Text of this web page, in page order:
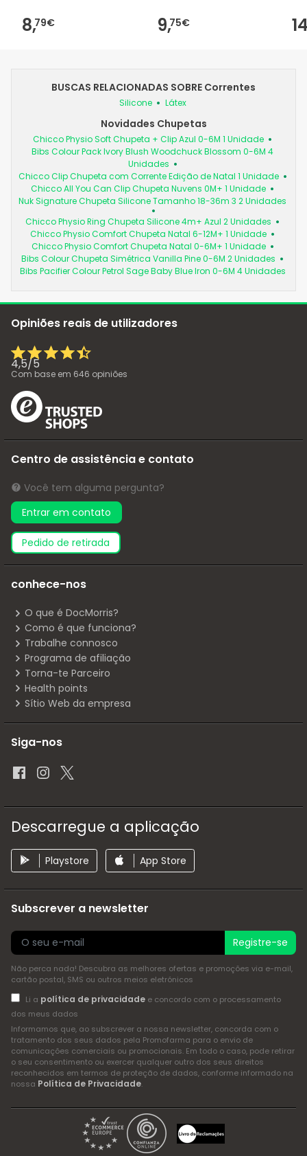
8,79€ 9,75€
BUSCAS RELACIONADAS SOBRE Correntes
Silicone Látex
Novidades Chupetas
Chicco Physio Soft Chupeta + Clip Azul 0-6M 1 Unidade
Bibs Colour Pack Ivory Blush Woodchuck Blossom 0-6M 4
Unidades
Chicco Clip Chupeta com Corrente Edição de Natal 1 Unidade
Chicco All You Can Clip Chupeta Nuvens 0M+ 1 Unidade
Nuk Signature Chupeta Silicone Tamanho 18-36m 3 2 Unidades
Chicco Physio Ring Chupeta Silicone 4m+ Azul 2 Unidades
Chicco Physio Comfort Chupeta Natal 6-12M+ 1 Unidade
Chicco Physio Comfort Chupeta Natal 0-6M+ 1 Unidade
Bibs Colour Chupeta Simétrica Vanilla Pine 0-6M 2 Unidades
Bibs Pacifier Colour Petrol Sage Baby Blue Iron 0-6M 4 Unidades
Opiniões reais de utilizadores
4,5/5
Com base em 646 opiniões
Centro de assistência e contato
Você tem alguma pergunta?
Entrar em contato
pedido de retirada
conhece-nos
O que é DocMorris?
Como é que funciona?
Trabalhe connosco
Programa de afiliação
Torna-te Parceiro
Health points
Sítio Web da empresa
Siga-nos
Descarregue a aplicação
Playstore App Store
Subscrever a newsletter
Registre-se
Não perca nada! Descubra as melhores ofertas e promoções via e-mail,
cartão postal, SMS ou outros meios eletrónicos
Li a política de privacidadee concordo com o processamento
dos meus dados
Informamos que, ao subscrever a nossa newsletter, concorda com o
tratamento dos seus dados pela Promofarma para o envio de
comunicações comerciais ou promocionais. Em todo o caso, pode retirar
o seu consentimento ou exercer qualquer outro dos seus direitos
reconhecidos em termos de proteção de dados, conforme informado na
nossa Política de Privacidade.